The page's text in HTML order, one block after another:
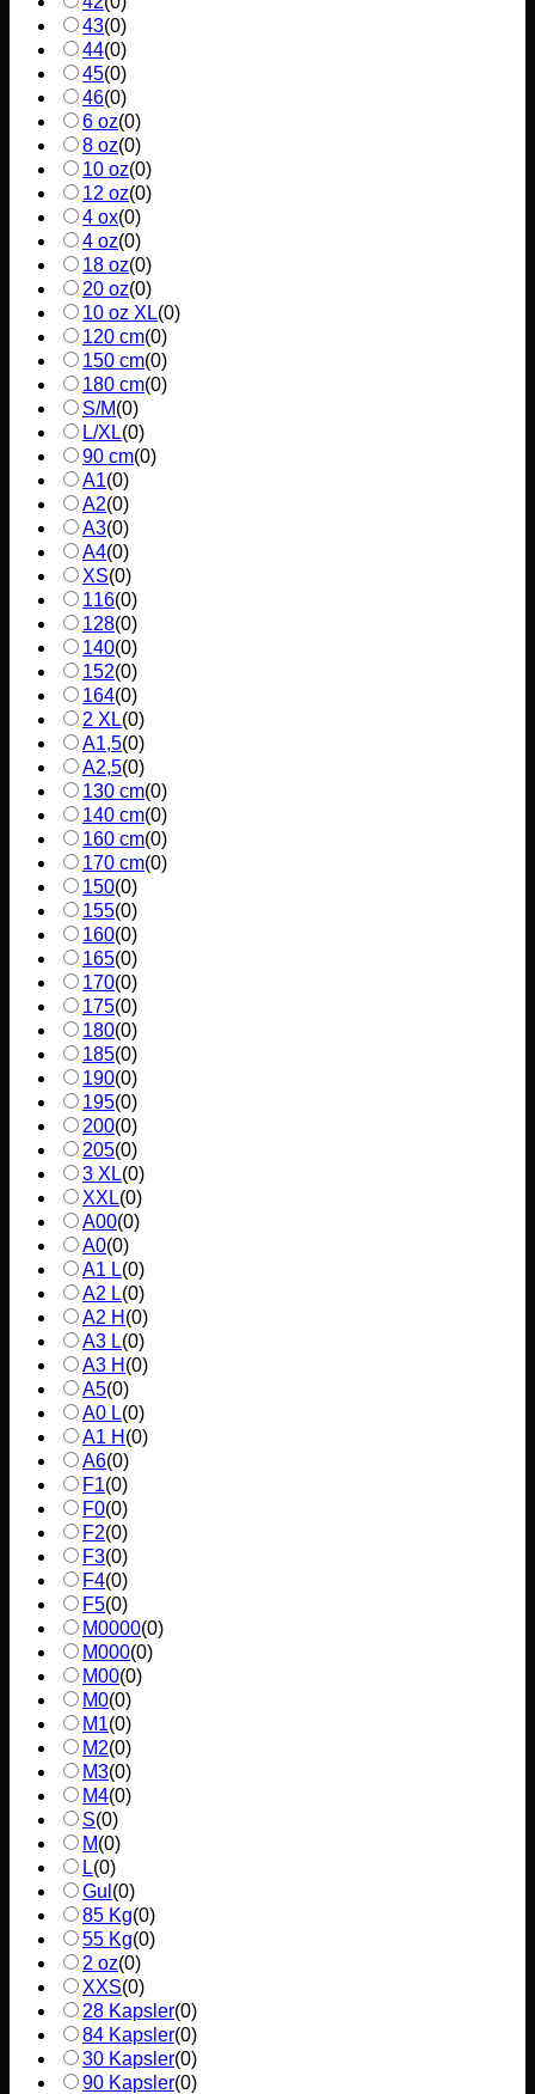
43(0)
44(0)
45(0)
46(0)
6 oz(0)
8 oz(0)
10 oz(0)
12 oz(0)
4 ox(0)
4 oz(0)
18 oz(0)
20 oz(0)
10 oz XL(0)
120 cm(0)
150 cm(0)
180 cm(0)
S/M(0)
L/XL(0)
90 cm(0)
A1(0)
A2(0)
A3(0)
A4(0)
XS(0)
116(0)
128(0)
140(0)
152(0)
164(0)
2 XL(0)
A1,5(0)
A2,5(0)
130 cm(0)
140 cm(0)
160 cm(0)
170 cm(0)
150(0)
155(0)
160(0)
165(0)
170(0)
175(0)
180(0)
185(0)
190(0)
195(0)
200(0)
205(0)
3 XL(0)
XXL(0)
A00(0)
A0(0)
A1 L(0)
A2 L(0)
A2 H (0)
A3 L(0)
A3 H (0)
A5(0)
A0 L(0)
A1 H (0)
A6(0)
F1(0)
F0(0)
F2(0)
F3(0)
F4(0)
F5(0)
M0000(0)
M000(0)
M00(0)
M0(0)
M1(0)
M2(0)
M3(0)
M4(0)
S(0)
M(0)
L(0)
Gul (0)
85 Kg(0)
55 Kg(0)
2 oz(0)
XXS(0)
28 Kapsler(0)
84 Kapsler(0)
30 Kapsler(0)
90 Kapsler(0)